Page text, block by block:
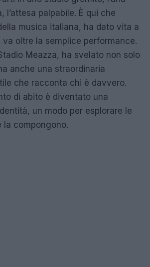
l’attesa palpabile. È qui che
musica italiana, ha dato vita a
oltre la semplice performance.
Meazza, ha svelato non solo
anche una straordinaria
che racconta chi è davvero.
di abito è diventato una
un modo per esplorare le
la compongono.